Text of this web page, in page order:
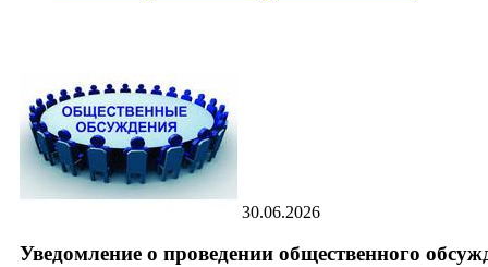
30.06.2026
Уведомление о проведении общественного